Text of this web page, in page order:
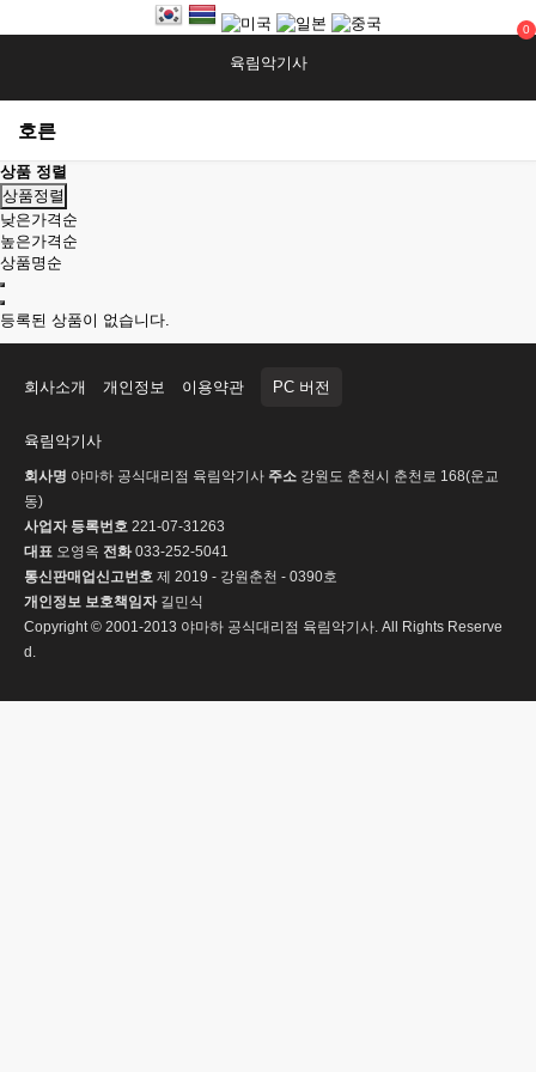
육림악기사
0
호른
상품 정렬
상품정렬
낮은가격순
높은가격순
상품명순
등록된 상품이 없습니다.
회사소개 개인정보 이용약관 PC 버전
육림악기사
회사명 야마하 공식대리점 육림악기사 주소 강원도 춘천시 춘천로 168(운교
동)
사업자 등록번호 221-07-31263
대표 오영옥 전화033-252-5041
통신판매업신고번호 제 2019 - 강원춘천 - 0390호
개인정보 보호책임자길민식
Copyright © 2001-2013 야마하 공식대리점 육림악기사. All Rights Reserve
d.